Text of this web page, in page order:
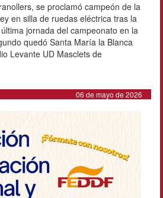
se proclamó campeón de la
en silla de ruedas eléctrica tras la
jornada del campeonato en la
quedó Santa María la Blanca
Levante UD Masclets de
06 de mayo de 2026